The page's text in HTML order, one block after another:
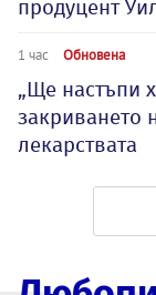
продуцент
1 час Обновена
„Ще настъпи
закриването
лекарствата